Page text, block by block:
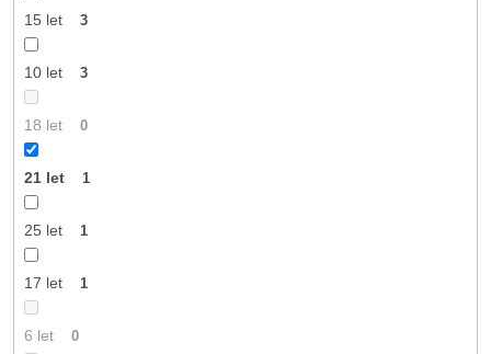
15 let 3
10 let 3
18 let 0
21 let 1
25 let 1
17 let 1
6 let 0